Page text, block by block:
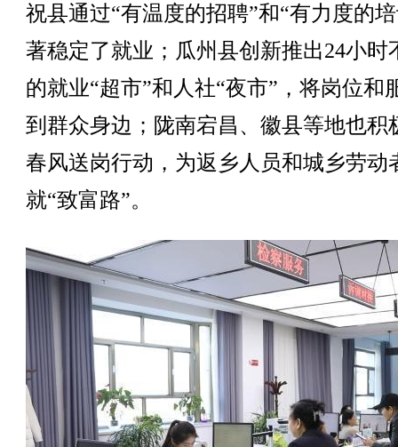
祝县通过“有温度的招聘”和“有力度的
著稳定了就业；瓜州县创新推出24小时
的就业“超市”和人社“夜市”，将岗位和
到群众身边；陇南宕昌、徽县等地也积
春风送岗行动，为返乡人员和城乡劳动
就“致富路”。